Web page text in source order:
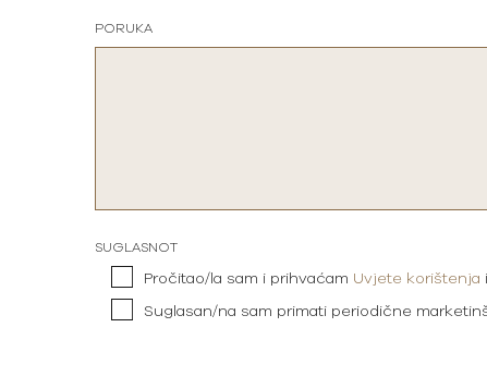
PORUKA
SUGLASNOT
Pročitao/la sam i prihvaćam Uvjete korištenja i
Suglasan/na sam primati periodične